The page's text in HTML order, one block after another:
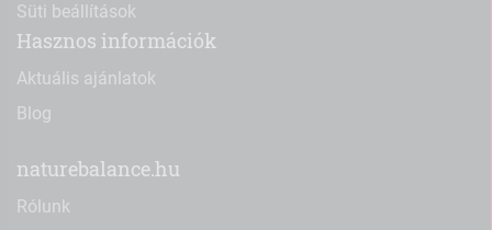
Süti beállítások
Hasznos információk
Aktuális ajánlatok
Blog
naturebalance.hu
Rólunk